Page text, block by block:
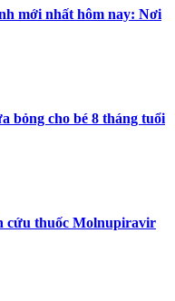
mới nhất hôm nay: Nơi
bỏng cho bé 8 tháng tuổi
cứu thuốc Molnupiravir